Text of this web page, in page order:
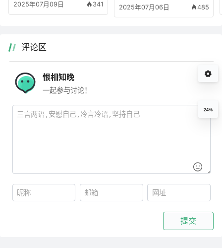
2025年07月09日 341 2025年07月06日 485
评论区
恨相知晚
一起参与讨论！
提交
24%